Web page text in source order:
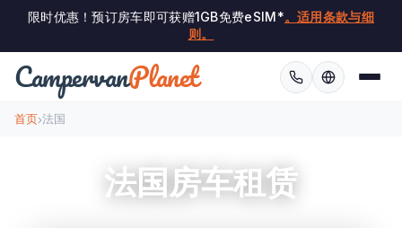
限时优惠！预订房车即可获赠1GB免费eSIM*。适用条款与细
则。
CampervanPlanet
首页›法国
法国房车租赁